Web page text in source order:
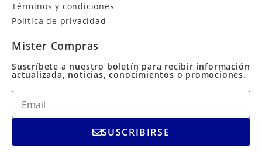
Términos y condiciones
Política de privacidad
Mister Compras
Suscríbete a nuestro boletín para recibir información
actualizada, noticias, conocimientos o promociones.
SUSCRIBIRSE